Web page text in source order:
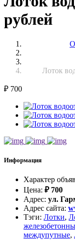
рублей
Лоток
₽ 700
Информация
Характер
Цена: ₽700
Адрес: ул.
Адрес сайта:
Тэги: Лотки,
междупутные,